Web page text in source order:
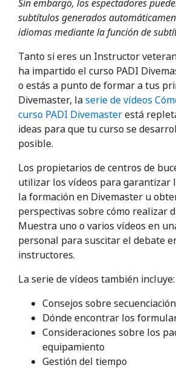
Sin embargo, los espectadores
subtítulos generados
idiomas mediante la función de
Tanto si eres un Instructor
ha impartido el curso PADI
o estás a punto de formar a tus
Divemaster, laserie de vídeos
curso PADI Divemasterestá
ideas para que tu curso se
posible.
Los propietarios de centros de
utilizar los vídeos para garantizar
la formación en Divemaster u
perspectivas sobre cómo realizar
Muestra uno o varios vídeos en
personal para suscitar el debate
instructores.
La serie de vídeos también incluye:
Consejos sobre
Dónde encontrar los
Consideraciones sobre los
equipamiento
Gestión del tiempo